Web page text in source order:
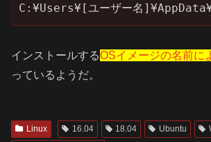
C:¥Users¥[ユーザー名
インストールするOSイメージの名前に
っているようだ。
Linux 16.04 18.04 Ubuntu